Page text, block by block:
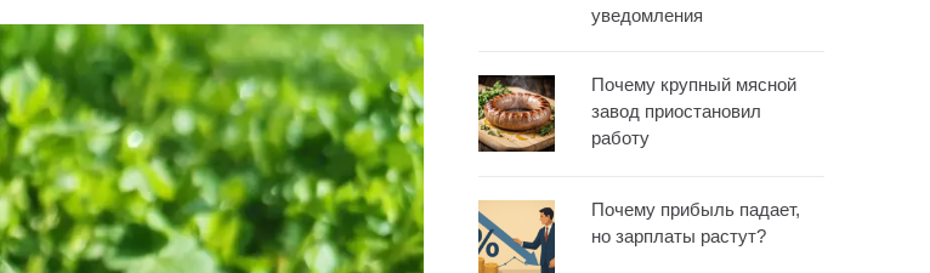
уведомления
Почему крупный мясной
завод приостановил
работу
Почему прибыль падает,
но зарплаты растут?